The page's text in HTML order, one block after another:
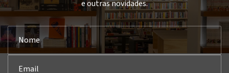
e outras novidades.